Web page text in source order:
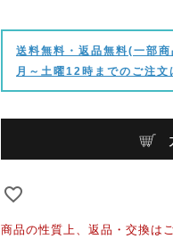
送料無料・返品無料(一部
月～土曜12時までのご注
商品の性質上、返品・交換は